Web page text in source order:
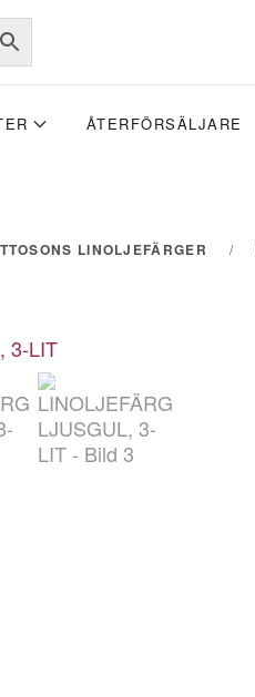
ÅTERFÖRSÄLJARE
LINOLJEFÄRGER